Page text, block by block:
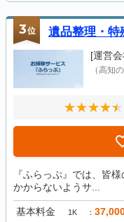
3位 遺品整理・
[運営
（高知
『ふらっぷ』では、皆
かからないようサ...
基本料金 1K